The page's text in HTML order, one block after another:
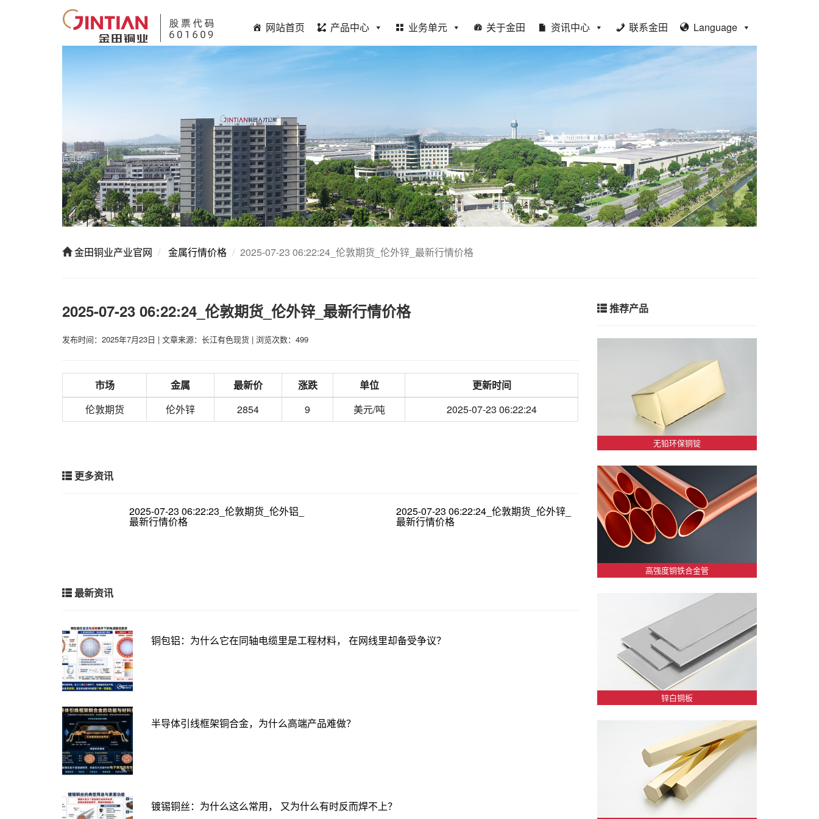
网站首页 产品中心 业务单元 关于金田 资讯中心 联系金田 Language
金田铜业产业官网 金属行情价格 2025-07-23 06:22:24_伦敦期货_伦外锌_最新行情价格
2025-07-23 06:22:24_伦敦期货_伦外锌_最新行情价格
发布时间：2025年7月23日 | 文章来源：长江有色现货 | 浏览次数：499
市场 金属 最新价 涨跌 单位
更新时间
伦敦期货
伦外锌 2854 9 美元/吨 2025-07-23 06:22:24
更多资讯
2025-07-23 06:22:23_伦敦期货_伦外铝_
最新行情价格
2025-07-23 06:22:24_伦敦期货_伦外锌_
最新行情价格
最新资讯
铜包铝：为什么它在同轴电缆里是工程材料， 在网线里却备受争议？
半导体引线框架铜合金，为什么高端产品难做？
镀锡铜丝：为什么这么常用， 又为什么有时反而焊不上？
推荐产品
无铅环保铜锭
高强度铜铁合金管
锌白铜板